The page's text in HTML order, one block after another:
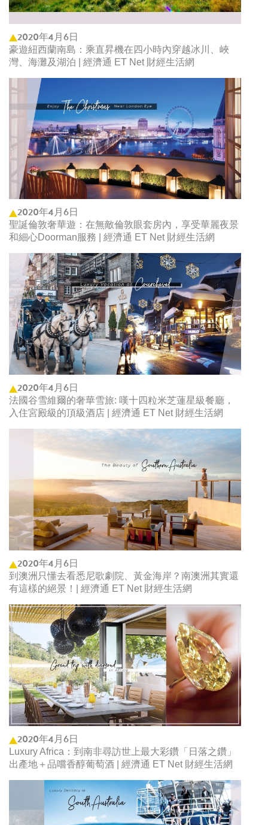
2020年4月6日
豪遊紐西蘭南島：乘直昇機在四小時內穿越冰川、峽
灣、海灘及湖泊 | 經濟通 ET Net 財經生活網
2020年4月6日
聖誕倫敦奢華遊：在無敵倫敦眼套房內，享受華麗夜景
和細心Doorman服務 | 經濟通 ET Net 財經生活網
2020年4月6日
法國谷雪維爾的奢華雪旅: 嘆十四粒米芝蓮星級餐廳，
入住宮殿級的頂級酒店 | 經濟通 ET Net 財經生活網
2020年4月6日
到澳洲只懂去看悉尼歌劇院、黃金海岸？南澳洲其實還
有這樣的絕景！| 經濟通 ET Net 財經生活網
2020年4月6日
Luxury Africa：到南非尋訪世上最大彩鑽「日落之鑽」
出產地＋品嚐香醇葡萄酒 | 經濟通 ET Net 財經生活網